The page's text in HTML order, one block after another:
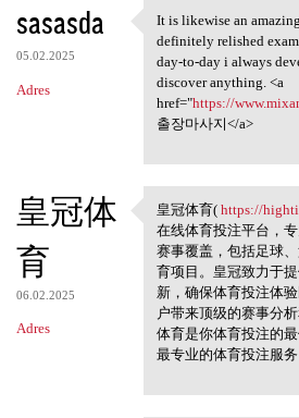
sasasda
05.02.2025
Adres
It is likewise an
It is likewise an
definitely relished
day-to-day i always
discover anything. <a
href="https://
출장마사지</a>
皇冠体
育
06.02.2025
Adres
皇冠体育(
皇冠体育( https://
在线体育投注平台，
赛事覆盖，包括足球
育项目。皇冠致力于
新，确保体育投注体
户带来顶级的赛事分
体育是你体育投注的
最专业的体育投注服务